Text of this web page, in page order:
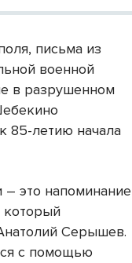
письма из
военной
в разрушенном
85-летию начала
это напоминание
который
Серышев.
с помощью